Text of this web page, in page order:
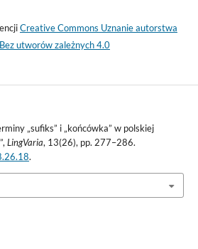
Creative Commons Uznanie autorstwa
utworów zależnych 4.0
„sufiks” i „końcówka” w polskiej
LingVaria, 13(26), pp. 277–286.
.